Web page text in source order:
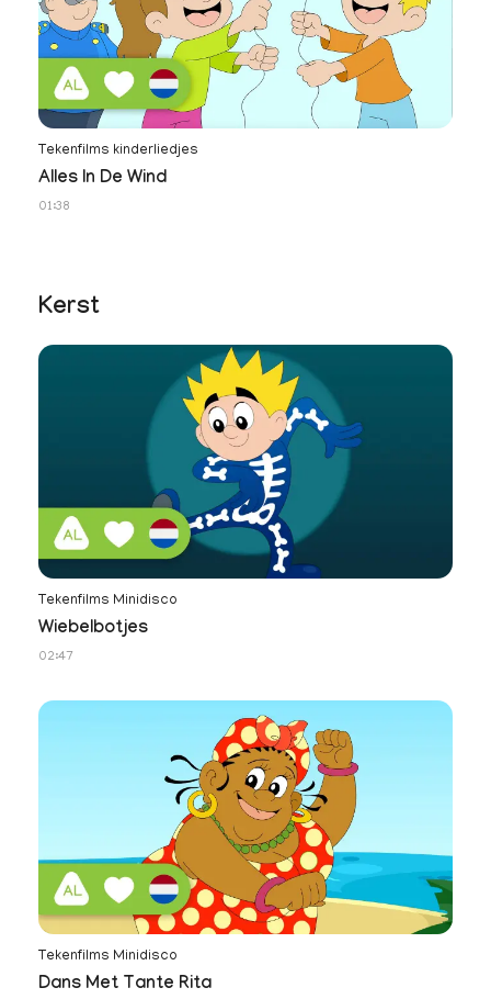
Tekenfilms kinderliedjes
Alles In De Wind
01:38
Kerst
Tekenfilms Minidisco
Wiebelbotjes
02:47
Tekenfilms Minidisco
Dans Met Tante Rita